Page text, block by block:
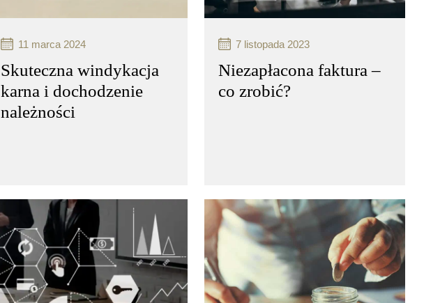
czytaj więcej..
11 marca 2024
Skuteczna windykacja
karna i dochodzenie
należności
Windykacja karna to proces
odzyskiwania należności,
który może być stosowany
w przypadkach, gdy dłużnik
nie wywiązuje się z obowiązków
7 listopada 2023
Niezapłacona faktura –
co zrobić?
Niezapłacona faktura –
co zrobić? Przedsiębiorca musi
mierzyć się z różnymi
problemami. Zdarza się,
że kontrahent nie zapłacił